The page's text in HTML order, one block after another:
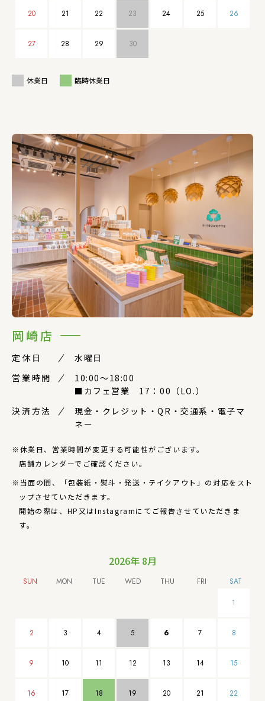
20 21 22 23 24 25 26
27 28 29 30
休業日 臨時休業日
岡崎店
定休日
水曜日
営業時間
10:00〜18:00
■カフェ営業 17：00（LO.）
決済方法
現金・クレジット・QR・交通系・電子マ
ネー
※休業日、営業時間が変更する可能性がございます。
店舗カレンダーでご確認ください。
※当面の間、「包装紙・熨斗・発送・テイクアウト」の対応をスト
ップさせていただきます。
開始の際は、HP又はInstagramにてご報告させていただきま
す。
2026年 8月
1
2 3 4 5 6 7 8
9 10 11 12 13 14 15
16 17 18 19 20 21 22